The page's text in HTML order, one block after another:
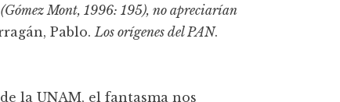
Mont, 1996: 195), no apreciarían
Pablo.Los orígenes del PAN.
la UNAM, el fantasma nos